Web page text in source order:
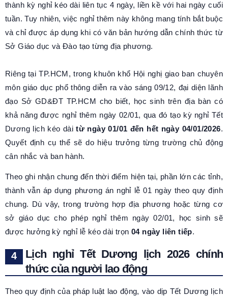
thành kỳ nghỉ kéo dài liên tục 4 ngày, liền kề với hai ngày cuối
tuần. Tuy nhiên, việc nghỉ thêm này không mang tính bắt buộc
và chỉ được áp dụng khi có văn bản hướng dẫn chính thức từ
Sở Giáo dục và Đào tạo từng địa phương.
Riêng tại TP.HCM, trong khuôn khổ Hội nghị giao ban chuyên
môn giáo dục phổ thông diễn ra vào sáng 09/12, đại diện lãnh
đạo Sở GD&ĐT TP.HCM cho biết, học sinh trên địa bàn có
khả năng được nghỉ thêm ngày 02/01, qua đó tạo kỳ nghỉ Tết
Dương lịch kéo dàitừ ngày 01/01 đến hết ngày 04/01/2026.
Quyết định cụ thể sẽ do hiệu trưởng từng trường chủ động
cân nhắc và ban hành.
Theo ghi nhận chung đến thời điểm hiện tại, phần lớn các tỉnh,
thành vẫn áp dụng phương án nghỉ lễ 01 ngày theo quy định
chung. Dù vậy, trong trường hợp địa phương hoặc từng cơ
sở giáo dục cho phép nghỉ thêm ngày 02/01, học sinh sẽ
được hưởng kỳ nghỉ lễ kéo dài trọn 04 ngày liên tiếp.
Lịch nghỉ Tết Dương lịch 2026 chính
thức của người lao động
Theo quy định của pháp luật lao động, vào dịp Tết Dương lịch